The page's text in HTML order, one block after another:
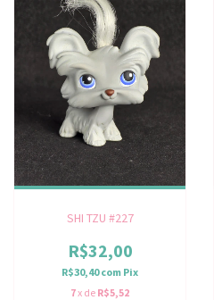
SHI TZU #227
R$32,00
R$30,40com Pix
7x de R$5,52